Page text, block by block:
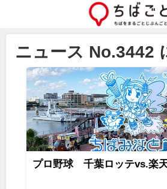
ニュース No.3442
プロ野球 千葉ロッテvs.楽